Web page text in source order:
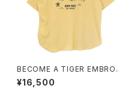
BECOME A TIGER EMBROI
DERED HALFSLEEVE SHIRT
S light-yellow
¥16,500